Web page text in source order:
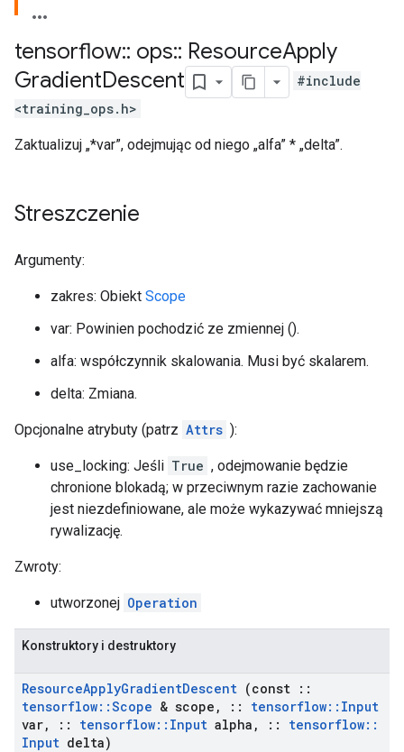
tensorflow:: ops:: ResourceApply
GradientDescent
#include
<training_ops.h>
Zaktualizuj „*var”, odejmując od niego „alfa” * „delta”.
Streszczenie
Argumenty:
zakres: Obiekt Scope
var: Powinien pochodzić ze zmiennej ().
alfa: współczynnik skalowania. Musi być skalarem.
delta: Zmiana.
Opcjonalne atrybuty (patrz Attrs ):
use_locking: Jeśli True , odejmowanie będzie
chronione blokadą; w przeciwnym razie zachowanie
jest niezdefiniowane, ale może wykazywać mniejszą
rywalizację.
Zwroty:
utworzonej Operation
Konstruktory i destruktory
ResourceApplyGradientDescent (const ::
tensorflow::Scope & scope , :: tensorflow:: Input
var, :: tensorflow:: Input alpha , :: tensorflow::
Input delta)